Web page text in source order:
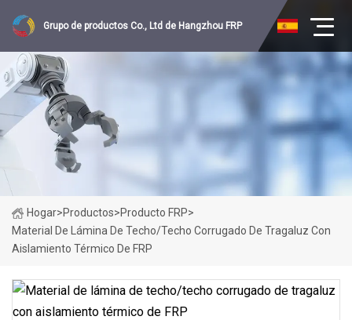
Grupo de productos Co., Ltd de Hangzhou FRP
Hogar>Productos>Producto FRP>
Material De Lámina De Techo/techo Corrugado De Tragaluz Con
Aislamiento Térmico De FRP